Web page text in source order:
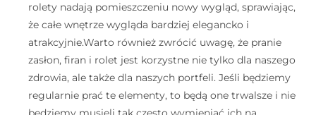
rolety nadają pomieszczeniu nowy wygląd, sprawiając,
że całe wnętrze wygląda bardziej elegancko i
atrakcyjnie.Warto również zwrócić uwagę, że pranie
zasłon, firan i rolet jest korzystne nie tylko dla naszego
zdrowia, ale także dla naszych portfeli. Jeśli będziemy
regularnie prać te elementy, to będą one trwalsze i nie